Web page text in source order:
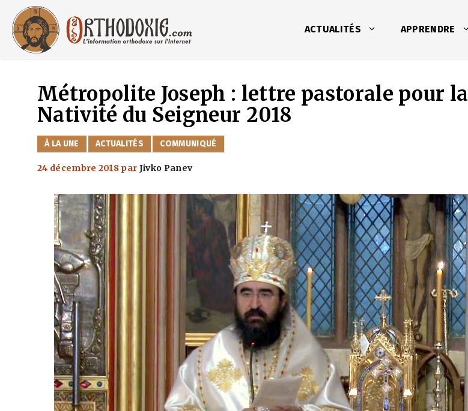
contenu
ACTUALITÉS APPRENDRE
Métropolite Joseph : lettre pastorale pour la
Nativité du Seigneur 2018
CATÉGORIES
À LA UNE ACTUALITÉS COMMUNIQUÉ
24 décembre 2018 par Jivko Panev